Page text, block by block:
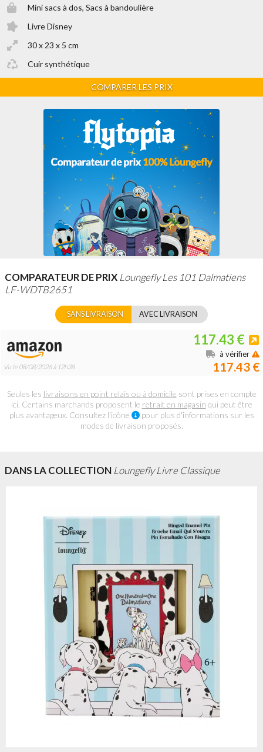
Mini sacs à dos, Sacs à bandoulière
Livre Disney
30 x 23 x 5 cm
Cuir synthétique
COMPARER LES PRIX
COMPARATEUR DE PRIX Loungefly Les 101 Dalmatiens
LF-WDTB2651
SANS LIVRAISON AVEC LIVRAISON
Vu le 08/08/2026 à 12h38
117.43 €
117.43 €
à vérifier
Seules les livraisons en point relais ou à domicile sont prises en compte
ici. Certains marchands proposent le retrait en magasin qui peut être
plus avantageux. Consultez l'icône
pour plus d'informations sur les
modes de livraison proposés.
DANS LA COLLECTION Loungefly Livre Classique